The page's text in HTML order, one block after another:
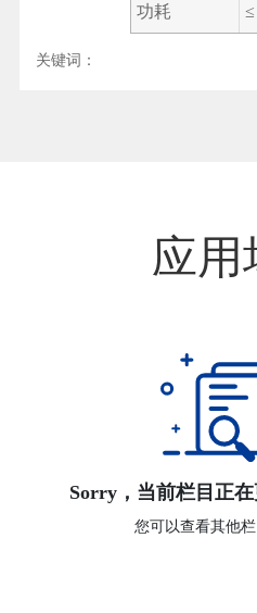
功耗 ≤
关键词：
应用
Sorry，当前栏目正
您可以查看其他